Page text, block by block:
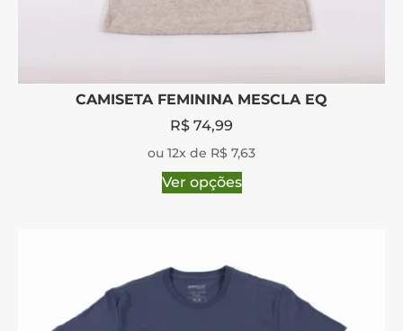
CAMISETA FEMININA MESCLA EQ
R$ 74,99
ou 12x de R$ 7,63
Ver opções